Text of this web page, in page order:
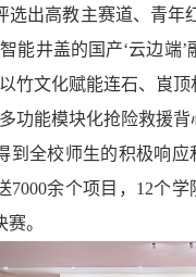
选出高教主赛道、青年
能井盖的国产‘云边端
竹文化赋能连石、崀顶
功能模块化抢险救援背
到全校师生的积极响
7000余个项目，12个
。